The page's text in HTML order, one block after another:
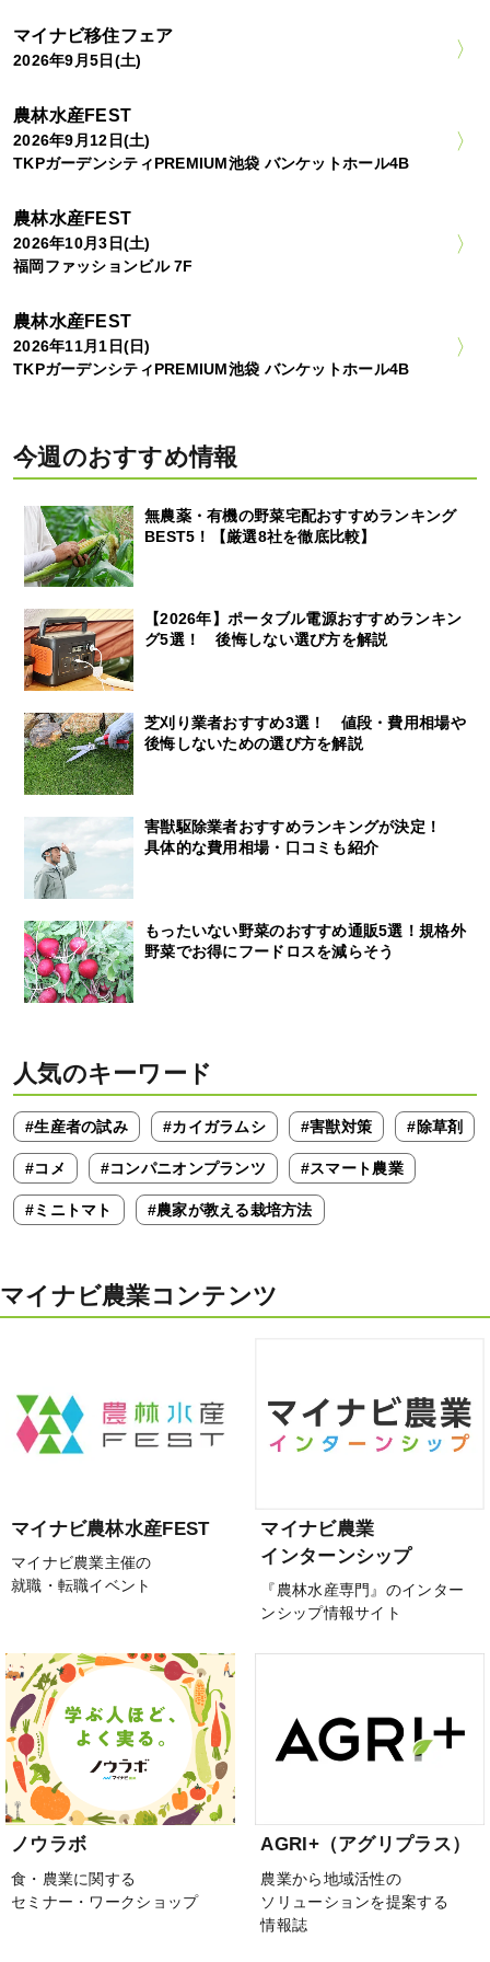
マイナビ移住フェア
2026年9月5日(土)
農林水産FEST
2026年9月12日(土)
TKPガーデンシティPREMIUM池袋 バンケットホール4B
農林水産FEST
2026年10月3日(土)
福岡ファッションビル 7F
農林水産FEST
2026年11月1日(日)
TKPガーデンシティPREMIUM池袋 バンケットホール4B
今週のおすすめ情報
無農薬・有機の野菜宅配おすすめランキング
BEST5！【厳選8社を徹底比較】
【2026年】ポータブル電源おすすめランキン
グ5選！ 後悔しない選び方を解説
芝刈り業者おすすめ3選！ 値段・費用相場や
後悔しないための選び方を解説
害獣駆除業者おすすめランキングが決定！
具体的な費用相場・口コミも紹介
もったいない野菜のおすすめ通販5選！規格外
野菜でお得にフードロスを減らそう
人気のキーワード
#生産者の試み #カイガラムシ #害獣対策 #除草剤
#コメ #コンパニオンプランツ #スマート農業
#ミニトマト #農家が教える栽培方法
マイナビ農業コンテンツ
マイナビ農林水産FEST
マイナビ農業主催の
就職・転職イベント
マイナビ農業
インターンシップ
『農林水産専門』のインター
ンシップ情報サイト
ノウラボ
食・農業に関する
セミナー・ワークショップ
AGRI+（アグリプラス）
農業から地域活性の
ソリューションを提案する
情報誌